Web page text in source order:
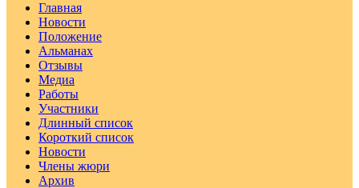
Главная
Новости
Положение
Альманах
Отзывы
Медиа
Работы
Участники
Длинный список
Короткий список
Новости
Члены жюри
Архив